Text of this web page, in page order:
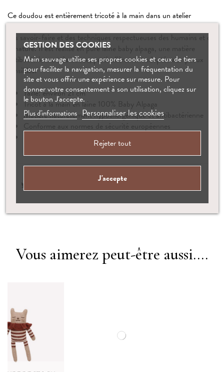
Ce doudou est entièrement tricoté à la main dans un atelier
équitable en Bolivie. Sa confection minutieuse participe à préserver
des savoir-faire et des techniques respectueuses des humains et de
la nature. Il est réalisé en pure laine baby alpaga, une matière
antibactérienne très douce, particulièrement adaptée aux peaux
sensibles.
Taille: environ 21 cm
Tricot à la main en laine 100% Baby Alpaga
Matière naturellement hypoallergénique et antibactérienne
Conforme aux normes de sécurité européennes
Vous aimerez peut-être aussi....
GESTION DES COOKIES
Main sauvage utilise ses propres cookies et ceux de tiers
pour faciliter la navigation, mesurer la fréquentation du
site et vous offrir une expérience sur mesure. Pour
donner votre consentement à son utilisation, cliquez sur
le bouton J'accepte.
Plus d'informations Personnaliser les cookies
Rejeter tout
J'accepte